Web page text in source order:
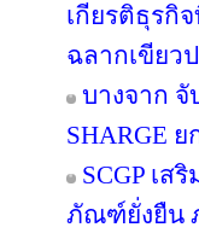
เกียรติธุรกิ
ฉลากเขียว
บางจาก จั
SHARGE
SCGP เ
ภัณฑ์ยั่งยืน